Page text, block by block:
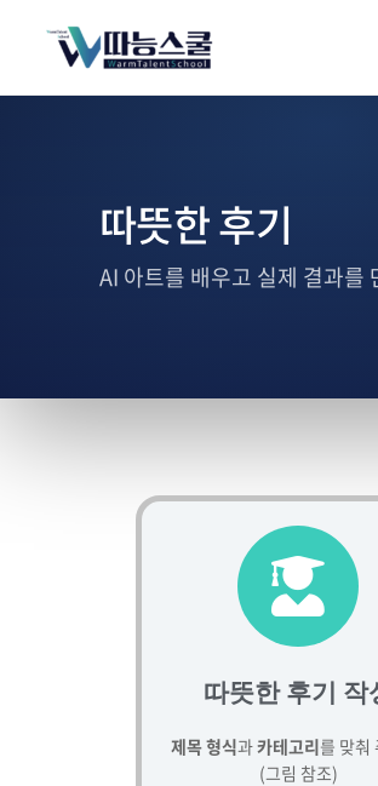
따뜻한 후기
AI 아트를 배우고 실제 결과를
따뜻한 후기 작
제목 형식과카테고리를 맞춰
(그림 참조)